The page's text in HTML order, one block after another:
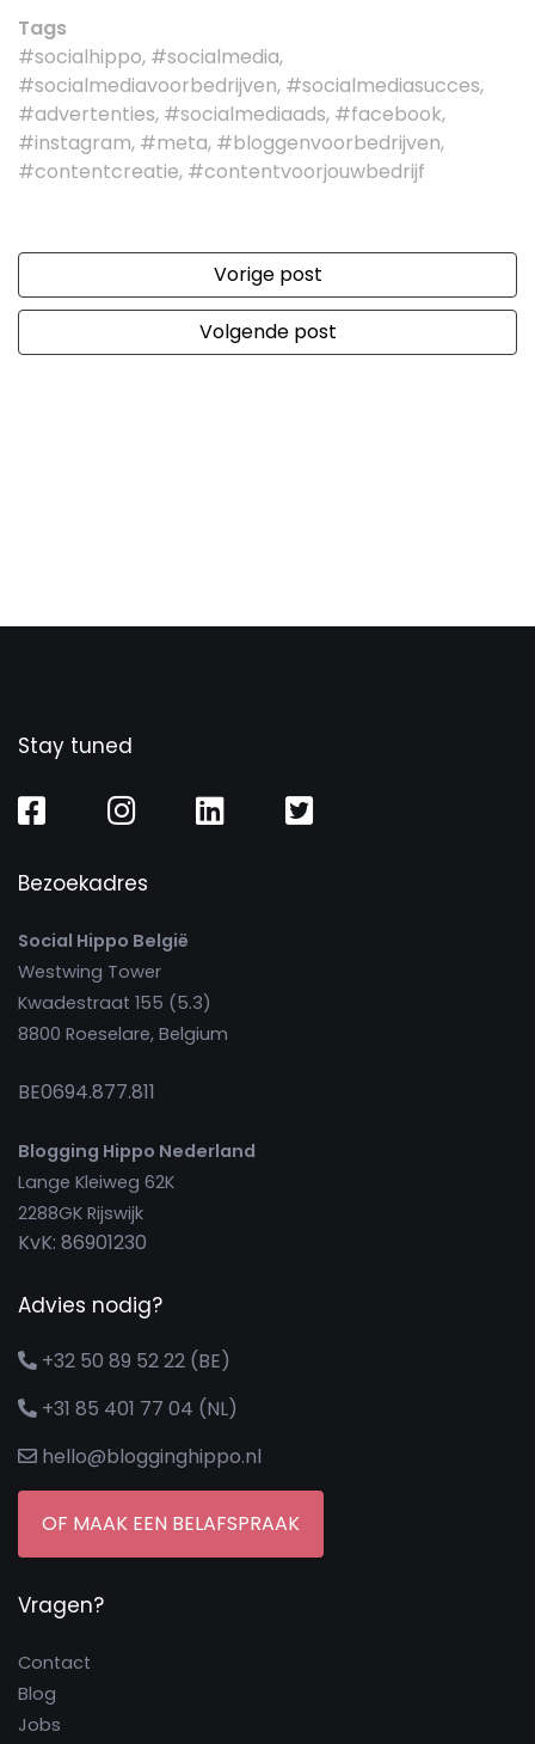
Tags
#socialhippo, #socialmedia,
#socialmediavoorbedrijven, #socialmediasucces,
#advertenties, #socialmediaads, #facebook,
#instagram, #meta, #bloggenvoorbedrijven,
#contentcreatie, #contentvoorjouwbedrijf
Vorige post
Volgende post
Stay tuned
Bezoekadres
Social Hippo België
Westwing Tower
Kwadestraat 155 (5.3)
8800 Roeselare, Belgium
BE0694.877.811
Blogging Hippo Nederland
Lange Kleiweg 62K
2288GK Rijswijk
KvK: 86901230
Advies nodig?
+32 50 89 52 22 (BE)
+31 85 401 77 04 (NL)
hello@blogginghippo.nl
OF MAAK EEN BELAFSPRAAK
Vragen?
Contact
Blog
Jobs